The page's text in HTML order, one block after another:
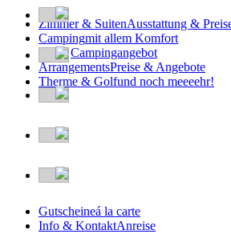
Zimmer & SuitenAusstattung &
Campingmit allem Komfort
Campingangebot
ArrangementsPreise & Angebote
Therme & Golfund noch meeeehr!
Gutscheineá la carte
Info & KontaktAnreise